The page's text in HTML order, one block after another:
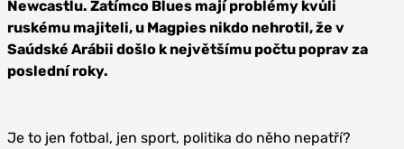
Newcastlu. Zatímco Blues mají problémy kvůli
ruskému majiteli, u Magpies nikdo nehrotil, že v
Saúdské Arábii došlo k největšímu počtu poprav za
poslední roky.
Je to jen fotbal, jen sport, politika do něho nepatří?